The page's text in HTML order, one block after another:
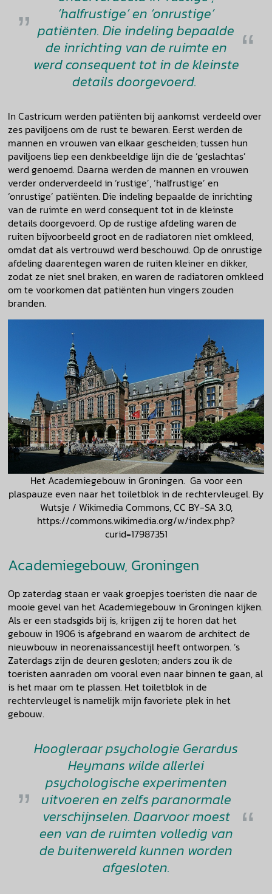
‘halfrustige’ en ‘onrustige’
patiënten. Die indeling bepaalde
de inrichting van de ruimte en
werd consequent tot in de kleinste
details doorgevoerd.
In Castricum werden patiënten bij aankomst verdeeld over
zes paviljoens om de rust te bewaren. Eerst werden de
mannen en vrouwen van elkaar gescheiden; tussen hun
paviljoens liep een denkbeeldige lijn die de ‘geslachtas’
werd genoemd. Daarna werden de mannen en vrouwen
verder onderverdeeld in ‘rustige’, ‘halfrustige’ en
‘onrustige’ patiënten. Die indeling bepaalde de inrichting
van de ruimte en werd consequent tot in de kleinste
details doorgevoerd. Op de rustige afdeling waren de
ruiten bijvoorbeeld groot en de radiatoren niet omkleed,
omdat dat als vertrouwd werd beschouwd. Op de onrustige
afdeling daarentegen waren de ruiten kleiner en dikker,
zodat ze niet snel braken, en waren de radiatoren omkleed
om te voorkomen dat patiënten hun vingers zouden
branden.
Het Academiegebouw in Groningen. Ga voor een
plaspauze even naar het toiletblok in de rechtervleugel. By
Wutsje / Wikimedia Commons, CC BY-SA 3.0,
https://commons.wikimedia.org/w/index.php?
curid=17987351
Academiegebouw, Groningen
Op zaterdag staan er vaak groepjes toeristen die naar de
mooie gevel van het Academiegebouw in Groningen kijken.
Als er een stadsgids bij is, krijgen zij te horen dat het
gebouw in 1906 is afgebrand en waarom de architect de
nieuwbouw in neorenaissancestijl heeft ontworpen. ’s
Zaterdags zijn de deuren gesloten; anders zou ik de
toeristen aanraden om vooral even naar binnen te gaan, al
is het maar om te plassen. Het toiletblok in de
rechtervleugel is namelijk mijn favoriete plek in het
gebouw.
Hoogleraar psychologie Gerardus
Heymans wilde allerlei
psychologische experimenten
uitvoeren en zelfs paranormale
verschijnselen. Daarvoor moest
een van de ruimten volledig van
de buitenwereld kunnen worden
afgesloten.